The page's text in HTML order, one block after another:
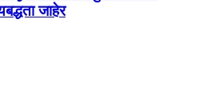
जाहेर